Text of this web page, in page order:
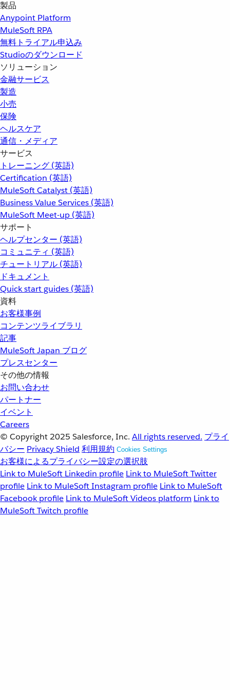
製品
Anypoint Platform
MuleSoft RPA
無料トライアル申込み
Studioのダウンロード
ソリューション
金融サービス
製造
小売
保険
ヘルスケア
通信・メディア
サービス
トレーニング (英語)
Certification (英語)
MuleSoft Catalyst (英語)
Business Value Services (英語)
MuleSoft Meet-up (英語)
サポート
ヘルプセンター (英語)
コミュニティ (英語)
チュートリアル (英語)
ドキュメント
Quick start guides (英語)
資料
お客様事例
コンテンツライブラリ
記事
MuleSoft Japan ブログ
プレスセンター
その他の情報
お問い合わせ
パートナー
イベント
Careers
© Copyright 2025 Salesforce, Inc. All rights reserved. プライ
バシー Privacy Shield 利用規約 Cookies Settings
お客様によるプライバシー設定の選択肢
Link to MuleSoft Linkedin profile Link to MuleSoft Twitter
profile Link to MuleSoft Instagram profile Link to MuleSoft
Facebook profile Link to MuleSoft Videos platform Link to
MuleSoft Twitch profile